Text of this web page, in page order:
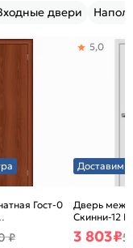
двери
Гост-0
Л-11
каркасно-
₽
Доставим
Дверь
Скинни-12
глухая,
5,0
3 803₽5